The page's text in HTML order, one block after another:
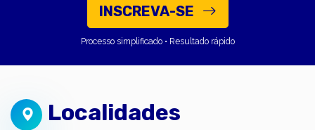
INSCREVA-SE
Processo simplificado • Resultado rápido
Localidades